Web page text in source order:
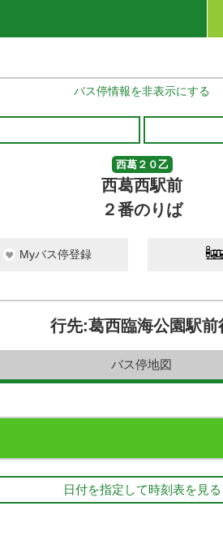
バス停情報を非表示にする
西葛２０乙
西葛西駅前
２番のりば
Myバス停登録
行先:葛西臨海公園駅前
バス停地図
日付を指定して時刻表を見る